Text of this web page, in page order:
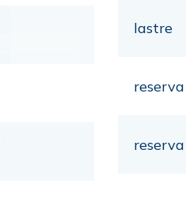
lastre